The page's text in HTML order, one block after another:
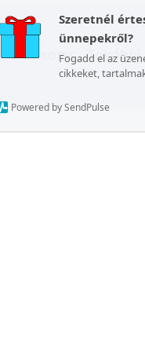
Szeretnél
ünnepekről?
Fogadd el az
cikkeket,
Powered by SendPulse
Karácsony További